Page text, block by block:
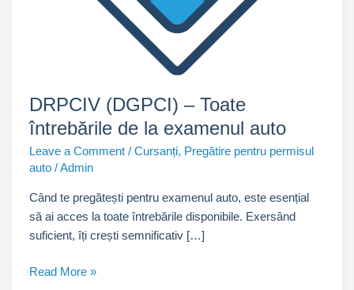
DRPCIV (DGPCI) – Toate
întrebările de la examenul auto
Leave a Comment /Cursanți, Pregătire pentru permisul
auto /Admin
Când te pregătești pentru examenul auto, este esențial
să ai acces la toate întrebările disponibile. Exersând
suficient, îți crești semnificativ […]
DRPCIV
Read More »